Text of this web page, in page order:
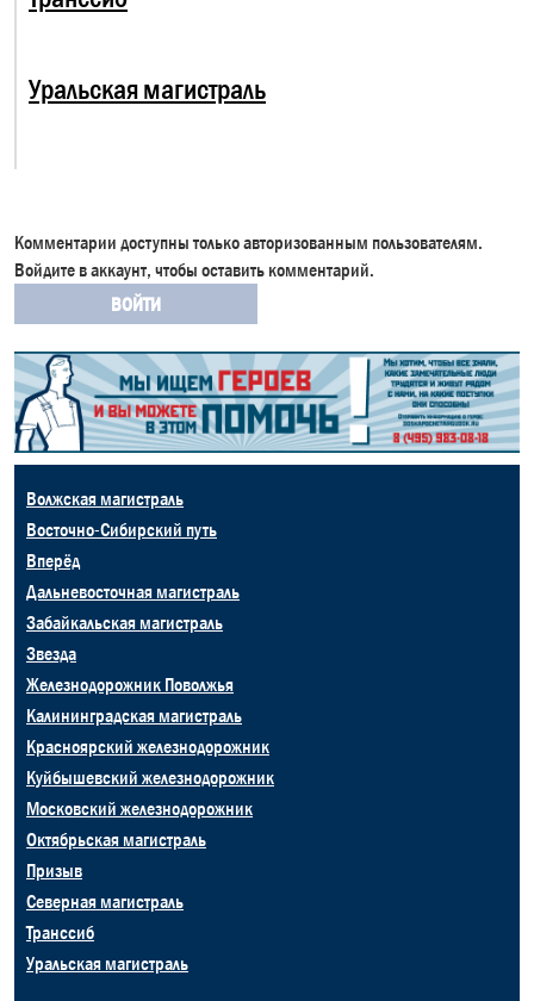
Уральская магистраль
Комментарии доступны только авторизованным пользователям.
Войдите в аккаунт, чтобы оставить комментарий.
ВОЙТИ
Волжская магистраль
Восточно-Сибирский путь
Вперёд
Дальневосточная магистраль
Забайкальская магистраль
Звезда
Железнодорожник Поволжья
Калининградская магистраль
Красноярский железнодорожник
Куйбышевский железнодорожник
Московский железнодорожник
Октябрьская магистраль
Призыв
Северная магистраль
Транссиб
Уральская магистраль